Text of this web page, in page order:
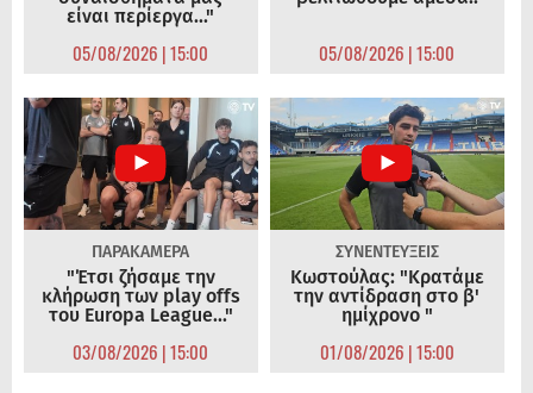
είναι περίεργα..."
05/08/2026 | 15:00 05/08/2026 | 15:00
ΠΑΡΑΚΑΜΕΡΑ
"Έτσι ζήσαμε την
κλήρωση των play offs
του Europa League..."
03/08/2026 | 15:00
ΣΥΝΕΝΤΕΥΞΕΙΣ
Κωστούλας: "Κρατάμε
την αντίδραση στο β'
ημίχρονο "
01/08/2026 | 15:00